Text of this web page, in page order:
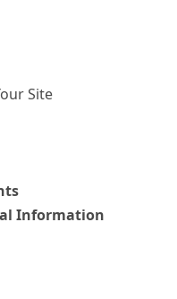
Site
Information